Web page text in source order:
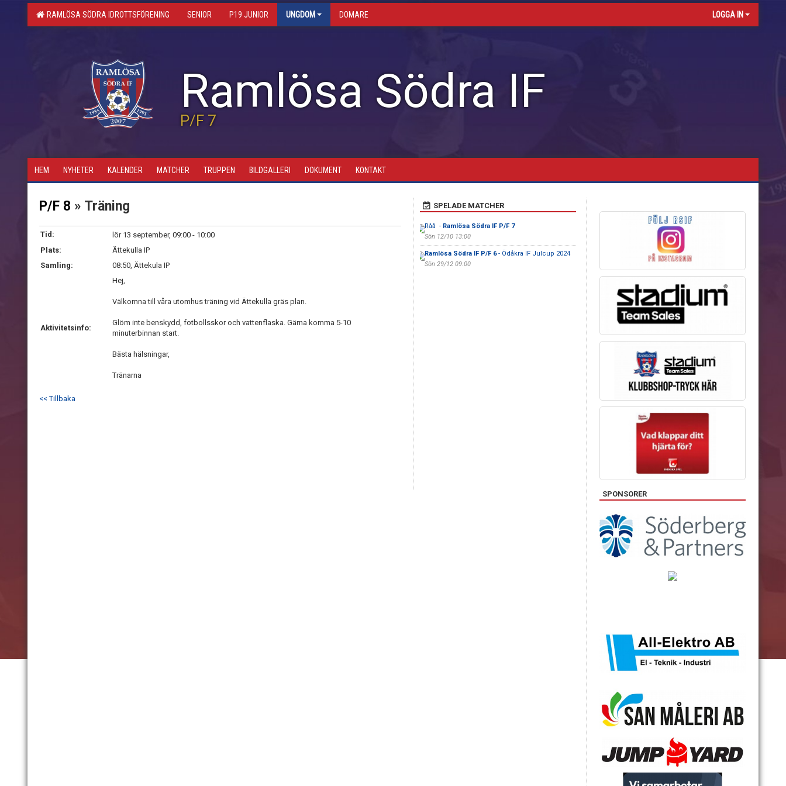
RAMLÖSA SÖDRA IDROTTSFÖRENING SENIOR P19 JUNIOR UNGDOM DOMARE LOGGA IN
Ramlösa Södra IF
P/F 7
HEM NYHETER KALENDER MATCHER TRUPPEN BILDGALLERI DOKUMENT KONTAKT
P/F 8 » Träning
Tid:
lör 13 september, 09:00 - 10:00
Plats:
Ättekulla IP
Samling:
08:50, Ättekula IP
Aktivitetsinfo:
Hej,
Välkomna till våra utomhus träning vid Ättekulla gräs plan.
Glöm inte benskydd, fotbollsskor och vattenflaska. Gärna komma 5-10
minuterbinnan start.
Bästa hälsningar,
Tränarna
<< Tillbaka
SPELADE MATCHER
Råå - Ramlösa Södra IF P/F 7
Sön 12/10 13:00
Ramlösa Södra IF P/F 6- Ödåkra IF Julcup 2024
Sön 29/12 09:00
SPONSORER